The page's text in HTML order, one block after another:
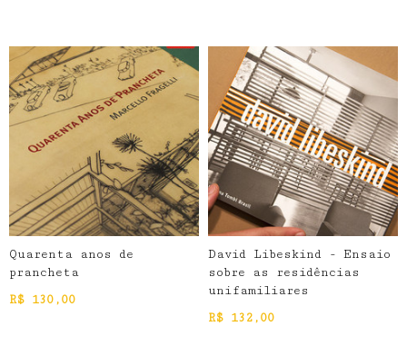
Quarenta anos de
prancheta
R$ 130,00
David Libeskind - Ensaio
sobre as residências
unifamiliares
R$ 132,00